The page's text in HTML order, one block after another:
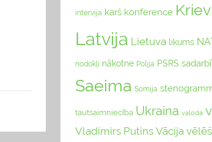
intervija karš konference
Latvija Lietuva likums
nodokļi nākotne Polija PSRS
Saeima Somija
tautsaimniecība Ukraina valoda
Vladimirs Putins Vācija